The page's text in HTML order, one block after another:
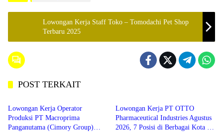
Lowongan Kerja Staff Toko – Tomodachi Pet Shop
Terbaru 2025
POST TERKAIT
SMA/SMK
Lowongan Kerja Operator
Produksi PT Macroprima
Panganutama (Cimory Group)
Lowongan Kerja PT OTTO
Pharmaceutical Industries Agustus
2026, 7 Posisi di Berbagai Kota di
JABAR SMA/SMK